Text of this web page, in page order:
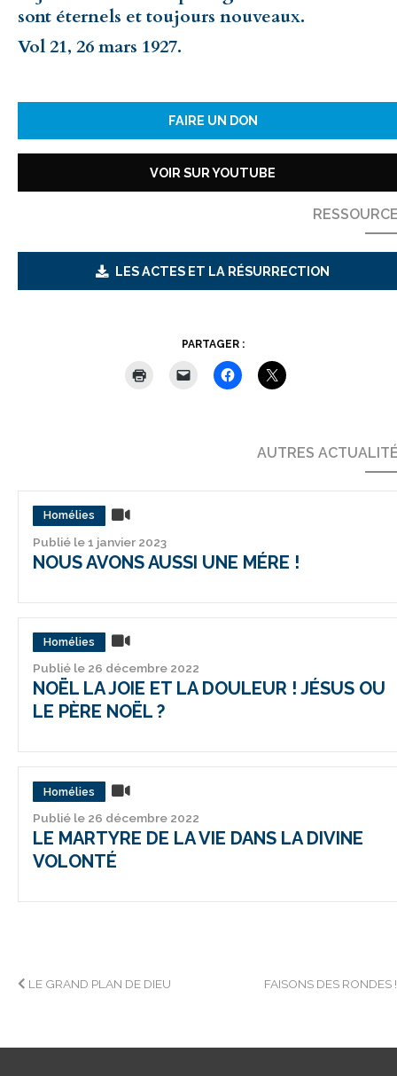
sont éternels et toujours nouveaux.
Vol 21, 26 mars 1927.
FAIRE UN DON
VOIR SUR YOUTUBE
LES ACTES ET LA RÉSURRECTION
PARTAGER :
AUTRES
Homélies
Publié le 1 janvier 2023
NOUS AVONS AUSSI UNE MÉRE !
Homélies
Publié le 26 décembre 2022
NOËL LA JOIE ET LA DOULEUR ! JÉSUS OU
LE PÈRE NOËL ?
Homélies
Publié le 26 décembre 2022
LE MARTYRE DE LA VIE DANS LA DIVINE
VOLONTÉ
Navigation
LE GRAND PLAN DE DIEU FAISONS DES RONDES